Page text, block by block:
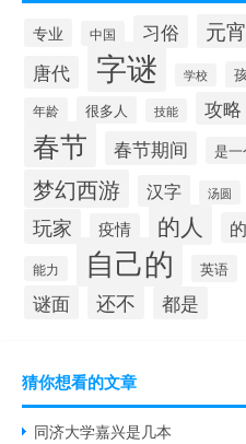
专业 中国 习俗 元
唐代 字谜 学校
年龄 很多人 技能 攻略
春节 春节期间 是一
梦幻西游 汉字 汤圆
玩家 疫情 的人
能力 自己的 英语
谜面 还不 都是
猜你想看的文章
同济大学嘉兴是几本